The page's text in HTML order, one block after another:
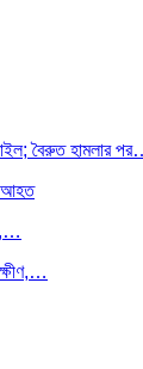
বৈরুত হামলার
আহত